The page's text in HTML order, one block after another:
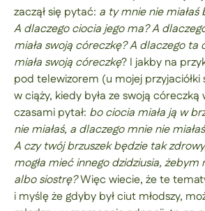
zaczął się pytać: a ty mnie nie miałaś
A dlaczego ciocia jego ma? A
miała swoją córeczkę? A dlaczego ta
miała swoją córeczkę? I jakby na
pod telewizorem (u mojej przyjaciółki
w ciąży, kiedy była ze swoją córeczką
czasami pytał: bo ciocia miała ją w
nie miałaś, a dlaczego mnie nie
A czy twój brzuszek będzie tak
mogła mieć innego dzidziusia, żebym
albo siostrę?Więc wiecie, że te
i myślę że gdyby był ciut młodszy,